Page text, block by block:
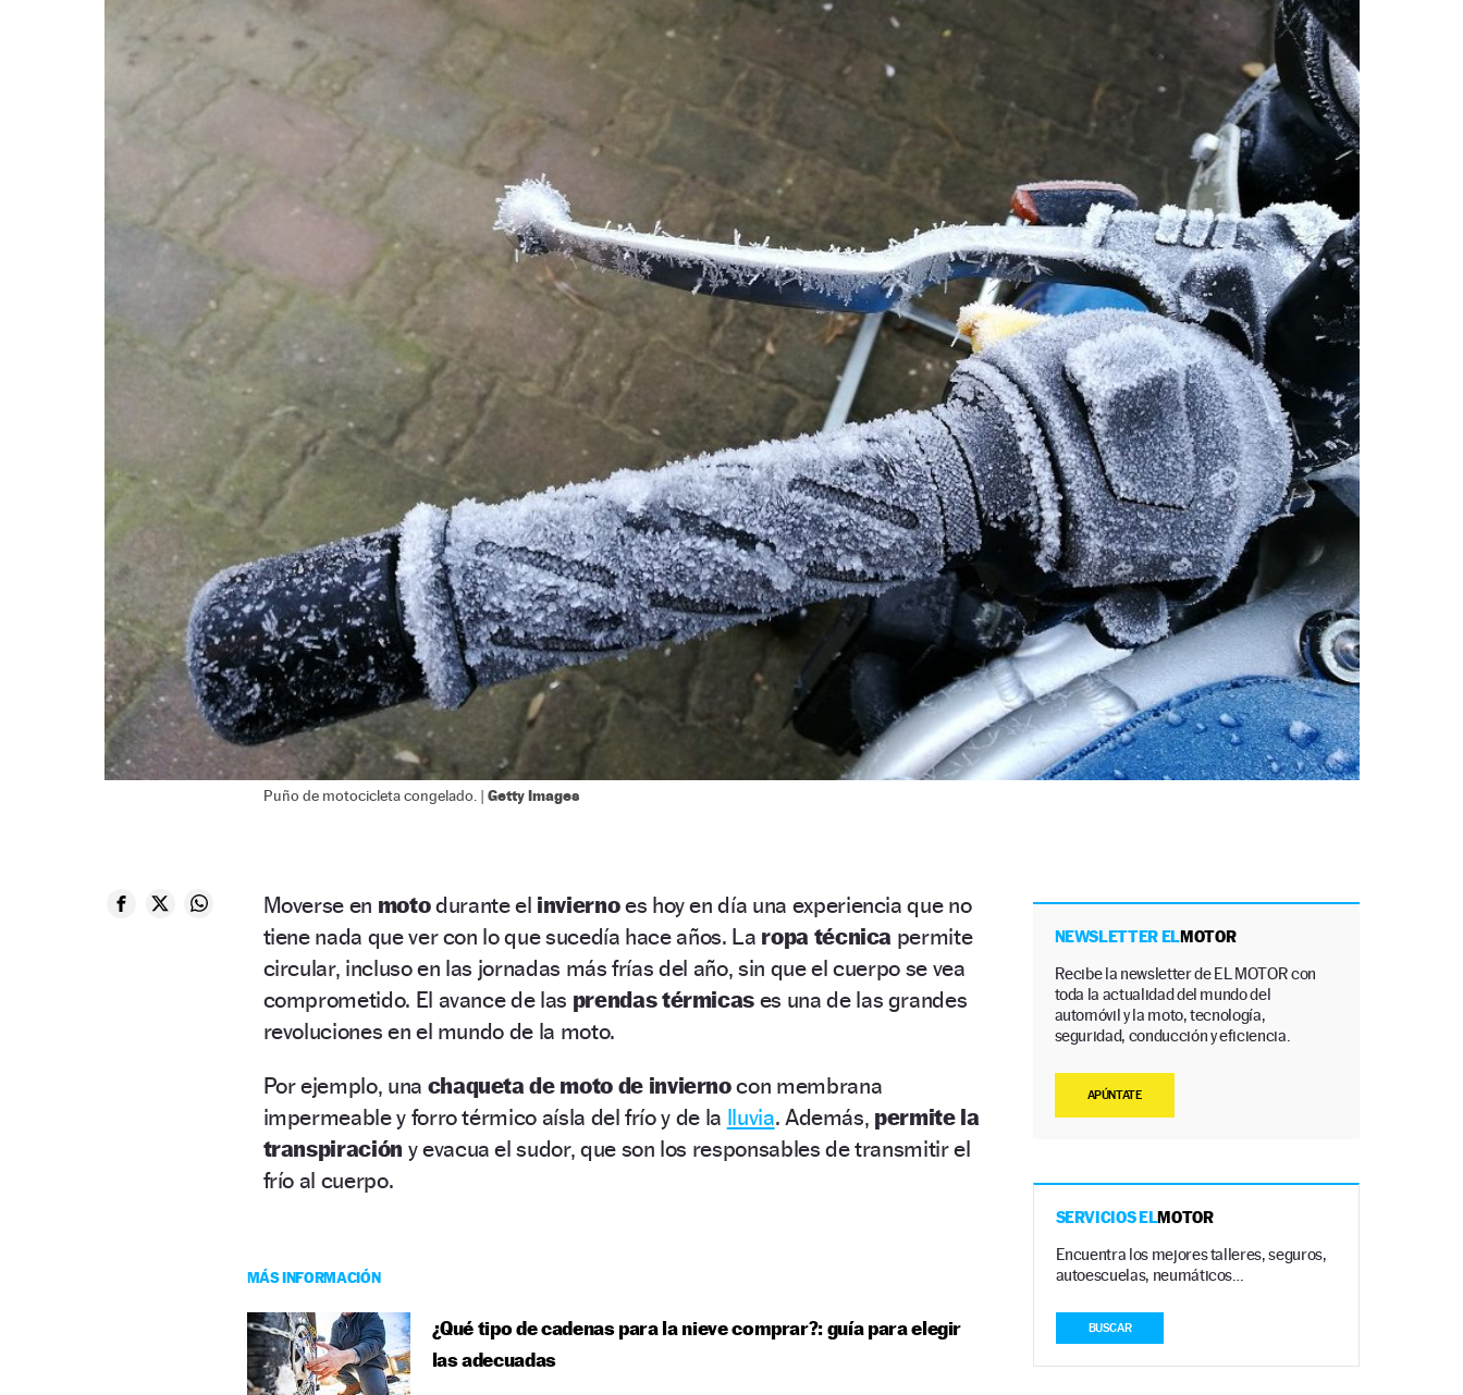
Puño de motocicleta congelado. | Getty Images
Moverse en motodurante el inviernoes hoy en día una experiencia que no
tiene nada que ver con lo que sucedía hace años. La ropa técnica permite
circular, incluso en las jornadas más frías del año, sin que el cuerpo se vea
comprometido. El avance de las prendas térmicas es una de las grandes
revoluciones en el mundo de la moto.
Por ejemplo, una chaqueta de moto de inviernocon membrana
impermeable y forro térmico aísla del frío y de la lluvia. Además, permite la
transpiración y evacua el sudor, que son los responsables de transmitir el
frío al cuerpo.
MÁS INFORMACIÓN
¿Qué tipo de cadenas para la nieve comprar?: guía para elegir
las adecuadas
NEWSLETTER ELMOTOR
Recibe la newsletter de EL MOTOR con
toda la actualidad del mundo del
automóvil y la moto, tecnología,
seguridad, conducción y eficiencia.
APÚNTATE
SERVICIOS ELMOTOR
Encuentra los mejores talleres, seguros,
autoescuelas, neumáticos…
BUSCAR